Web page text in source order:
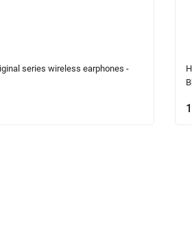
series wireless earphones -